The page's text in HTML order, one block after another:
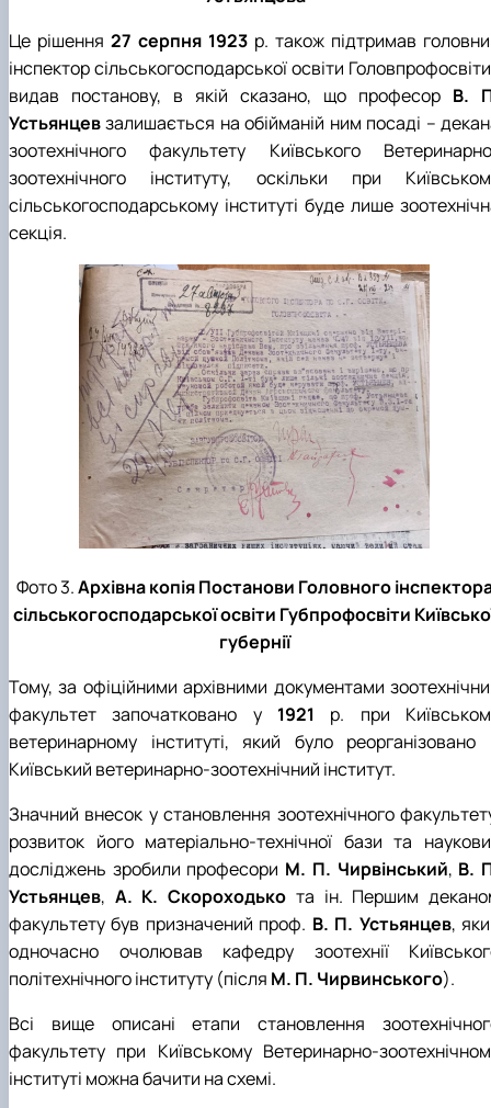
Це рішення 27 серпня 1923 р. також підтримав
інспектор сільськогосподарської освіти Головпрофосвіти
видав постанову, в якій сказано, що професор В.
Устьянцевзалишається на обійманій ним посаді –
зоотехнічного факультету Київського
зоотехнічного інституту, оскільки при
сільськогосподарському інституті буде лише
секція.
Фото 3.Архівна копія Постанови Головного
сільськогосподарської освіти Губпрофосвіти
губернії
Тому, за офіційними архівними документами
факультет започатковано у 1921 р. при
ветеринарному інституті, який було реорганізовано
Київський ветеринарно-зоотехнічний інститут.
Значний внесок у становлення зоотехнічного
розвиток його матеріально-технічної бази та
досліджень зробили професори М. П. Чирвінський, В.
Устьянцев, А. К. Скороходько та ін. Першим
факультету був призначений проф. В. П. Устьянцев,
одночасно очолював кафедру зоотехнії
політехнічного інституту (після М. П. Чирвинського).
Всі вище описані етапи становлення
факультету при Київському Ветеринарно-
інституті можна бачити на схемі.